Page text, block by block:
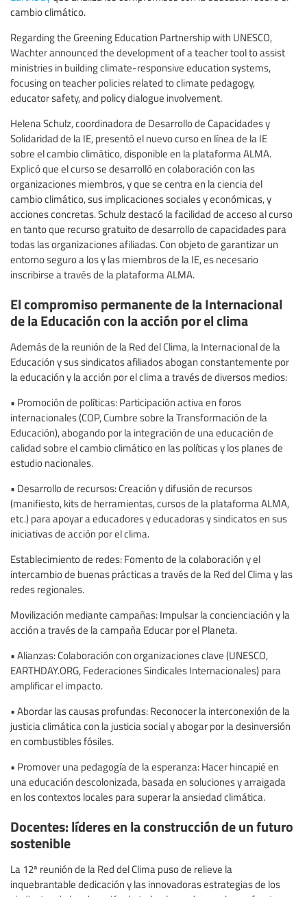
cambio climático.
Regarding the Greening Education Partnership with UNESCO,
Wachter announced the development of a teacher tool to assist
ministries in building climate-responsive education systems,
focusing on teacher policies related to climate pedagogy,
educator safety, and policy dialogue involvement.
Helena Schulz, coordinadora de Desarrollo de Capacidades y
Solidaridad de la IE, presentó el nuevo curso en línea de la IE
sobre el cambio climático, disponible en la plataforma ALMA.
Explicó que el curso se desarrolló en colaboración con las
organizaciones miembros, y que se centra en la ciencia del
cambio climático, sus implicaciones sociales y económicas, y
acciones concretas. Schulz destacó la facilidad de acceso al curso
en tanto que recurso gratuito de desarrollo de capacidades para
todas las organizaciones afiliadas. Con objeto de garantizar un
entorno seguro a los y las miembros de la IE, es necesario
inscribirse a través de la plataforma ALMA.
El compromiso permanente de la Internacional
de la Educación con la acción por el clima
Además de la reunión de la Red del Clima, la Internacional de la
Educación y sus sindicatos afiliados abogan constantemente por
la educación y la acción por el clima a través de diversos medios:
• Promoción de políticas: Participación activa en foros
internacionales (COP, Cumbre sobre la Transformación de la
Educación), abogando por la integración de una educación de
calidad sobre el cambio climático en las políticas y los planes de
estudio nacionales.
• Desarrollo de recursos: Creación y difusión de recursos
(manifiesto, kits de herramientas, cursos de la plataforma ALMA,
etc.) para apoyar a educadores y educadoras y sindicatos en sus
iniciativas de acción por el clima.
Establecimiento de redes: Fomento de la colaboración y el
intercambio de buenas prácticas a través de la Red del Clima y las
redes regionales.
Movilización mediante campañas: Impulsar la concienciación y la
acción a través de la campaña Educar por el Planeta.
• Alianzas: Colaboración con organizaciones clave (UNESCO,
EARTHDAY.ORG, Federaciones Sindicales Internacionales) para
amplificar el impacto.
• Abordar las causas profundas: Reconocer la interconexión de la
justicia climática con la justicia social y abogar por la desinversión
en combustibles fósiles.
• Promover una pedagogía de la esperanza: Hacer hincapié en
una educación descolonizada, basada en soluciones y arraigada
en los contextos locales para superar la ansiedad climática.
Docentes: líderes en la construcción de un futuro
sostenible
La 12ª reunión de la Red del Clima puso de relieve la
inquebrantable dedicación y las innovadoras estrategias de los